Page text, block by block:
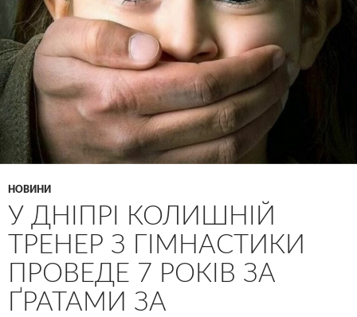
НОВИНИ
У ДНІПРІ КОЛИШНІЙ
ТРЕНЕР З ГІМНАСТИКИ
ПРОВЕДЕ 7 РОКІВ ЗА
ҐРАТАМИ ЗА